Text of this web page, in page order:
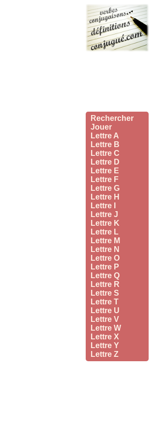
Rechercher
Jouer
Lettre A
Lettre B
Lettre C
Lettre D
Lettre E
Lettre F
Lettre G
Lettre H
Lettre I
Lettre J
Lettre K
Lettre L
Lettre M
Lettre N
Lettre O
Lettre P
Lettre Q
Lettre R
Lettre S
Lettre T
Lettre U
Lettre V
Lettre W
Lettre X
Lettre Y
Lettre Z